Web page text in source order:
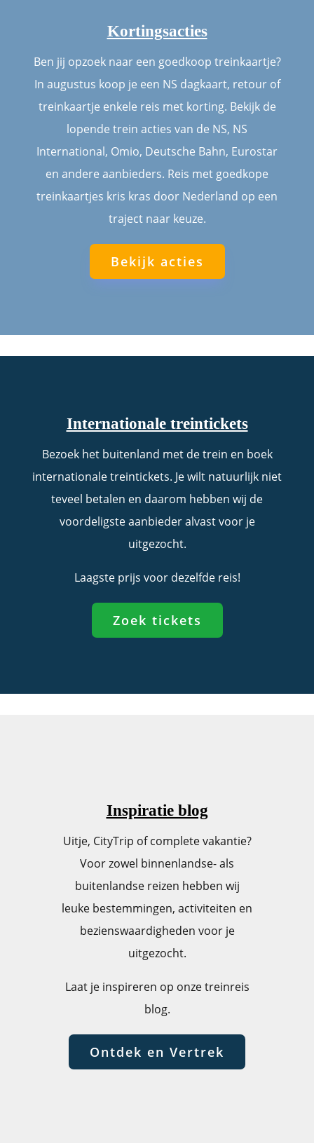
Kortingsacties
Ben jij opzoek naar een goedkoop treinkaartje?
In augustus koop je een NS dagkaart, retour of
treinkaartje enkele reis met korting. Bekijk de
lopende trein acties van de NS, NS
International, Omio, Deutsche Bahn, Eurostar
en andere aanbieders. Reis met goedkope
treinkaartjes kris kras door Nederland op een
traject naar keuze.
Bekijk acties
Internationale treintickets
Bezoek het buitenland met de trein en boek
internationale treintickets. Je wilt natuurlijk niet
teveel betalen en daarom hebben wij de
voordeligste aanbieder alvast voor je
uitgezocht.
Laagste prijs voor dezelfde reis!
Zoek tickets
Inspiratie blog
Uitje, CityTrip of complete vakantie?
Voor zowel binnenlandse- als
buitenlandse reizen hebben wij
leuke bestemmingen, activiteiten en
bezienswaardigheden voor je
uitgezocht.
Laat je inspireren op onze treinreis
blog.
Ontdek en Vertrek